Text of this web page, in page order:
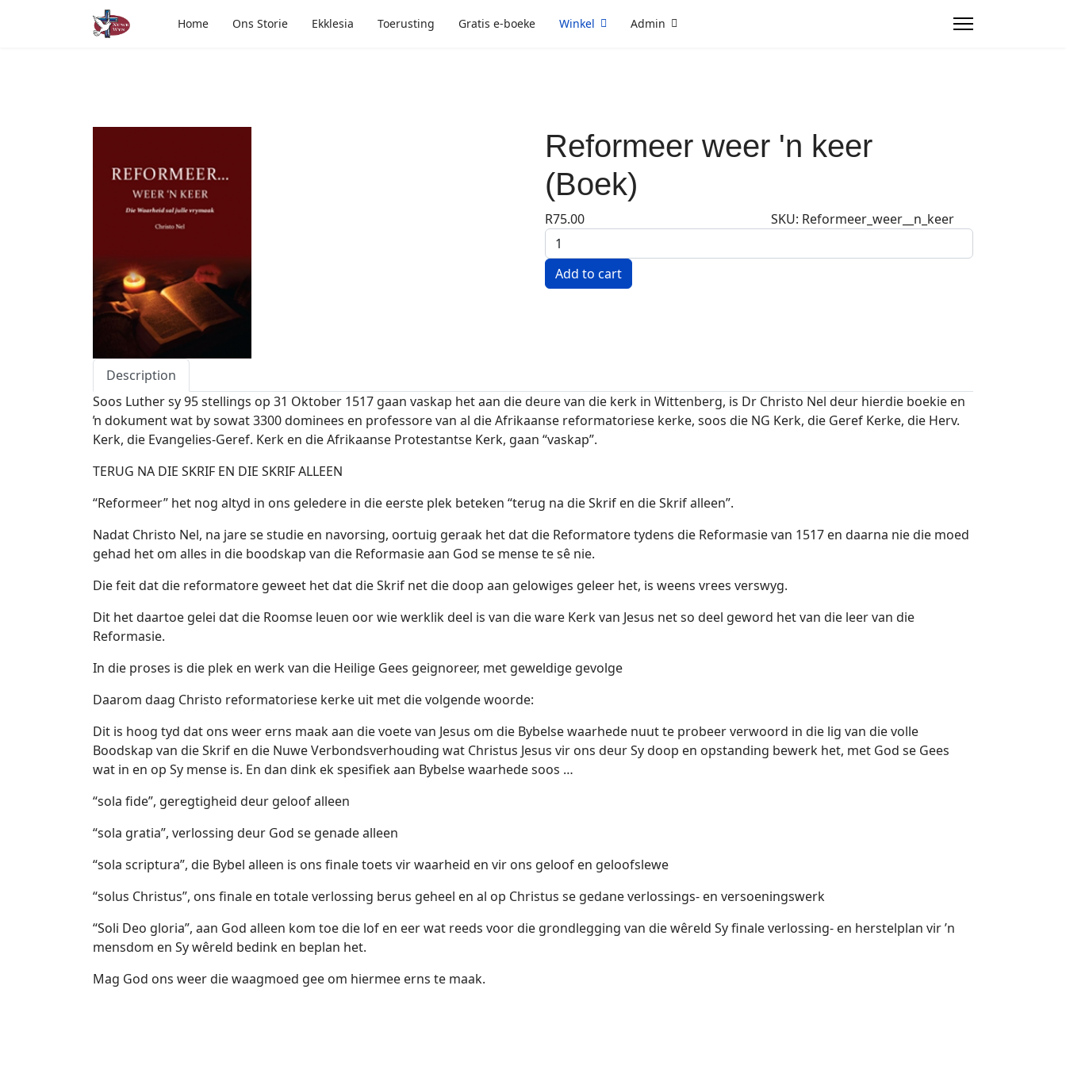
Home Ons Storie Ekklesia Toerusting Gratis e-boeke Winkel Admin
Reformeer weer 'n keer
(Boek)
R75.00 SKU: Reformeer_weer__n_keer
Description
Soos Luther sy 95 stellings op 31 Oktober 1517 gaan vaskap het aan die deure van die kerk in Wittenberg, is Dr Christo Nel deur hierdie boekie en
ŉ dokument wat by sowat 3300 dominees en professore van al die Afrikaanse reformatoriese kerke, soos die NG Kerk, die Geref Kerke, die Herv.
Kerk, die Evangelies-Geref. Kerk en die Afrikaanse Protestantse Kerk, gaan “vaskap”.
TERUG NA DIE SKRIF EN DIE SKRIF ALLEEN
“Reformeer” het nog altyd in ons geledere in die eerste plek beteken “terug na die Skrif en die Skrif alleen”.
Nadat Christo Nel, na jare se studie en navorsing, oortuig geraak het dat die Reformatore tydens die Reformasie van 1517 en daarna nie die moed
gehad het om alles in die boodskap van die Reformasie aan God se mense te sê nie.
Die feit dat die reformatore geweet het dat die Skrif net die doop aan gelowiges geleer het, is weens vrees verswyg.
Dit het daartoe gelei dat die Roomse leuen oor wie werklik deel is van die ware Kerk van Jesus net so deel geword het van die leer van die
Reformasie.
In die proses is die plek en werk van die Heilige Gees geignoreer, met geweldige gevolge
Daarom daag Christo reformatoriese kerke uit met die volgende woorde:
Dit is hoog tyd dat ons weer erns maak aan die voete van Jesus om die Bybelse waarhede nuut te probeer verwoord in die lig van die volle
Boodskap van die Skrif en die Nuwe Verbondsverhouding wat Christus Jesus vir ons deur Sy doop en opstanding bewerk het, met God se Gees
wat in en op Sy mense is. En dan dink ek spesifiek aan Bybelse waarhede soos …
“sola fide”, geregtigheid deur geloof alleen
“sola gratia”, verlossing deur God se genade alleen
“sola scriptura”, die Bybel alleen is ons finale toets vir waarheid en vir ons geloof en geloofslewe
“solus Christus”, ons finale en totale verlossing berus geheel en al op Christus se gedane verlossings- en versoeningswerk
“Soli Deo gloria”, aan God alleen kom toe die lof en eer wat reeds voor die grondlegging van die wêreld Sy finale verlossing- en herstelplan vir ’n
mensdom en Sy wêreld bedink en beplan het.
Mag God ons weer die waagmoed gee om hiermee erns te maak.